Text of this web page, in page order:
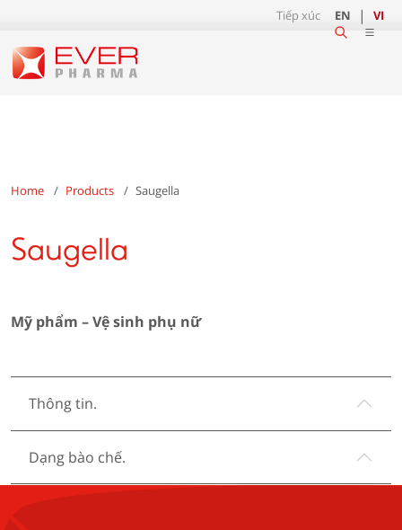
Tiếp xúc EN VI
Home Products Saugella
Saugella
Mỹ phẩm – Vệ sinh phụ nữ
Thông tin.
Dạng bào chế.